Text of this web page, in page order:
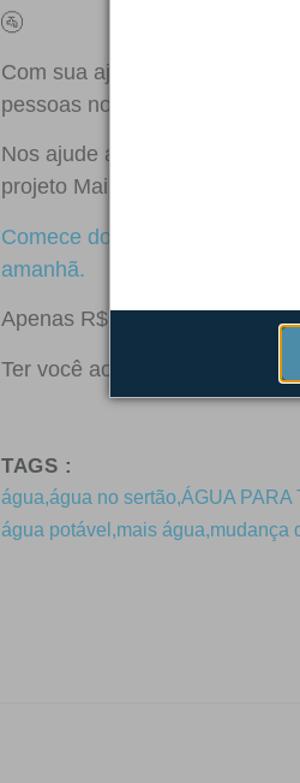
🚰
Com sua ajuda, o amanhã
pessoas no sertão que
Nos ajude a mudar essa triste
projeto Mais Água, você pode
Comece doando R$30,00 por
amanhã.
Apenas R$1,00 por dia fará
Ter você ao nosso lado
TAGS :
água,água no sertão,ÁGUA PARA
água potável ,mais água,mudança